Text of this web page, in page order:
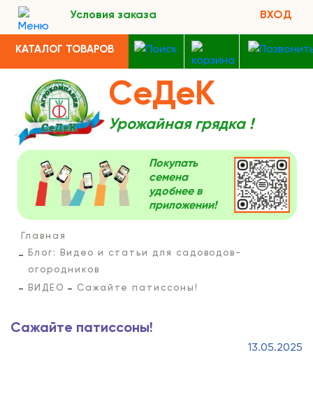
Условия заказа ВХОД
КАТАЛОГ ТОВАРОВ
СеДеК
Урожайная грядка !
Покупать
семена
удобнее в
приложении!
Главная
Блог: Видео и статьи для садоводов-
огородников
ВИДЕО
Сажайте патиссоны!
Сажайте патиссоны!
13.05.2025